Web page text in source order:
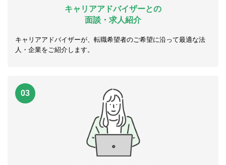
キャリアアドバイザーとの
面談・求人紹介
キャリアアドバイザーが、転職希望者のご希望に沿って最適な法
人・企業をご紹介します。
03